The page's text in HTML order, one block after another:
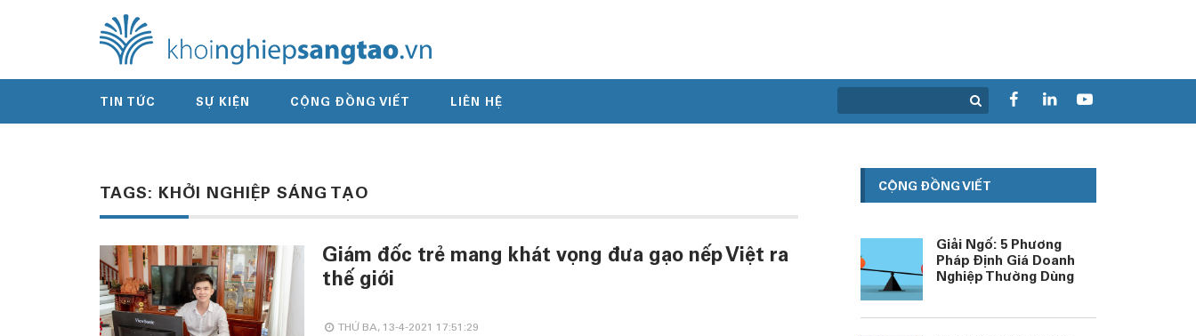
TIN TỨC SỰ KIỆN CỘNG ĐỒNG VIẾT LIÊN HỆ
TAGS: KHỞI NGHIỆP SÁNG TẠO
Giám đốc trẻ mang khát vọng đưa gạo nếp Việt ra
thế giới
THỨ BA, 13-4-2021 17:51:29
CỘNG ĐỒNG VIẾT
Giải Ngố: 5 Phương
Pháp Định Giá Doanh
Nghiệp Thường Dùng